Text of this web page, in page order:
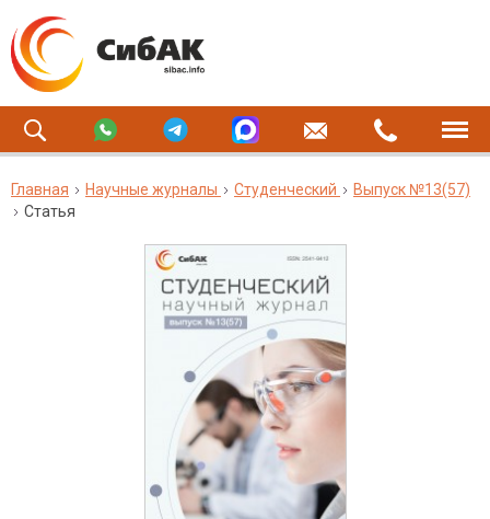
Главная Научные журналы Студенческий
Выпуск №13(57)
Статья